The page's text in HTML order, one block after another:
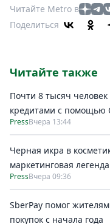
Читайте Metro в
Поделиться
Читайте также
Почти 8 тысяч
кредитами с помощью
PressВчера 13:44
Черная икра в
маркетинговая легенда
PressВчера 09:36
SberPay помог
покупок c начала года